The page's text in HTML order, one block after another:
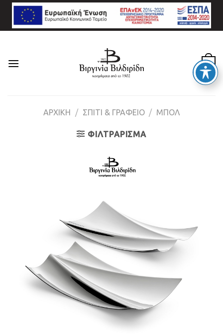
Skip
content
0
ΑΡΧΙΚΉ / ΣΠΙΤΙ & ΓΡΑΦΕΙΟ / ΜΠΟΛ
ΦΙΛΤΡΆΡΙΣΜΑ